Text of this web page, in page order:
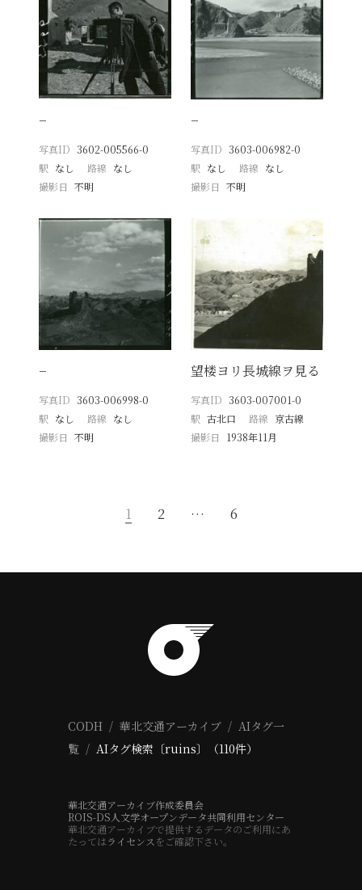
−
写真ID 3602-005566-0
駅 なし 路線 なし
撮影日
不明
−
写真ID 3603-006982-0
駅 なし 路線 なし
撮影日 不明
−
写真ID 3603-006998-0
駅 なし 路線 なし
撮影日
不明
望楼ヨリ長城線ヲ見る
写真ID 3603-007001-0
駅 古北口 路線 京古線
撮影日
1938年11月
1 2 … 6
CODH 華北交通アーカイブ
AIタグ一
覧
AIタグ検索〔ruins〕（110件）
華北交通アーカイブ作成委員会
ROIS-DS人文学オープンデータ共同利用センター
華北交通アーカイブで提供するデータのご利用にあ
たってはライセンス をご確認下さい。